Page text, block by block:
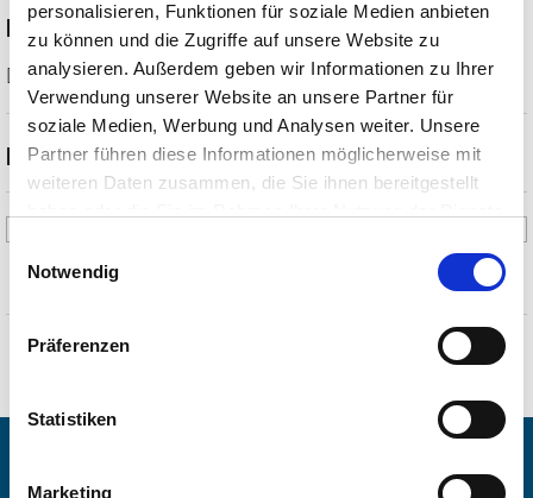
personalisieren, Funktionen für soziale Medien anbieten
zu können und die Zugriffe auf unsere Website zu
analysieren. Außerdem geben wir Informationen zu Ihrer
Verwendung unserer Website an unsere Partner für
soziale Medien, Werbung und Analysen weiter. Unsere
Partner führen diese Informationen möglicherweise mit
weiteren Daten zusammen, die Sie ihnen bereitgestellt
Cookies, wenn Sie unsere Webseite weiterhin nutzen.
Einwilligungsauswahl
Notwendig
Präferenzen
Statistiken
Marketing
Dauer
Personen verbringen hier durchschnittlich3 Stunden.
Beschreibung
Kunstakademie Tegernsee.
Das Format richtet sich an Einzelpersonen, Paare oder kleine private
Gruppen, die eine individuelle Ateliererfahrung in ruhiger,
künstlerischer Atmosphäre suchen.
Die Atelierzeit wird innerhalb des gebuchten Tages zwischen 9:00
und 20:00 Uhr individuell abgestimmt. Nach der Buchung melden
Häufig Gestellte Fragen